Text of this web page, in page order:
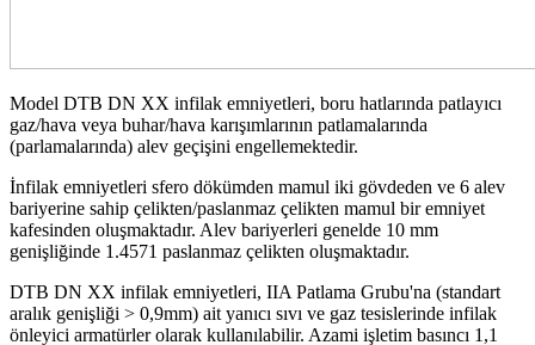
Model DTB DN XX infilak emniyetleri, boru hatlarında patlayıcı
gaz/hava veya buhar/hava karışımlarının patlamalarında
(parlamalarında) alev geçişini engellemektedir.
İnfilak emniyetleri sfero dökümden mamul iki gövdeden ve 6 alev
bariyerine sahip çelikten/paslanmaz çelikten mamul bir emniyet
kafesinden oluşmaktadır. Alev bariyerleri genelde 10 mm
genişliğinde 1.4571 paslanmaz çelikten oluşmaktadır.
DTB DN XX infilak emniyetleri, IIA Patlama Grubu'na (standart
aralık genişliği > 0,9mm) ait yanıcı sıvı ve gaz tesislerinde infilak
önleyici armatürler olarak kullanılabilir. Azami işletim basıncı 1,1